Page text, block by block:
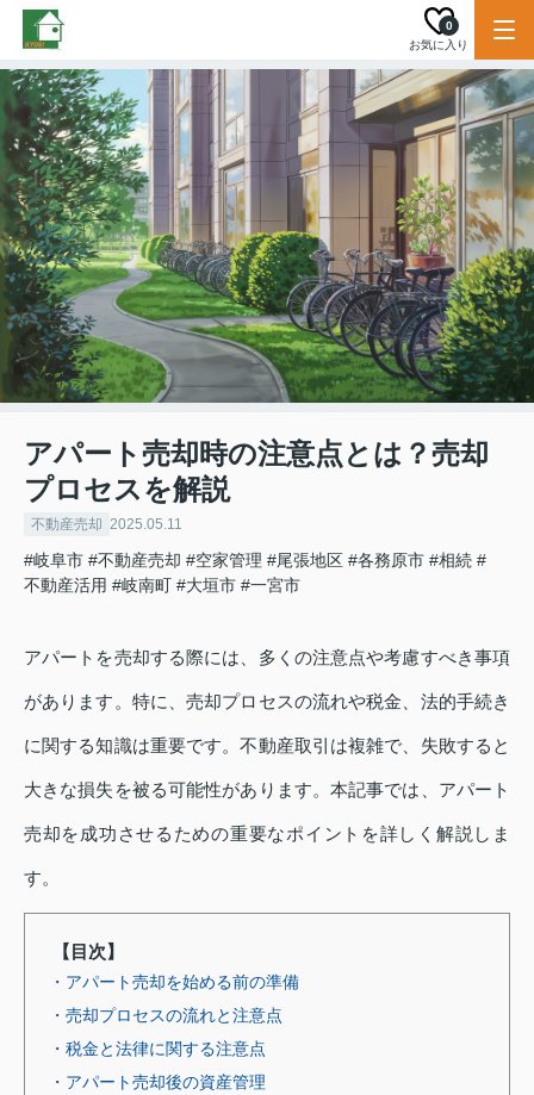
お気に入り
0
アパート売却時の注意点とは？売却
プロセスを解説
不動産売却 2025.05.11
#岐阜市 #不動産売却 #空家管理 #尾張地区 #各務原市 #相続 #
不動産活用 #岐南町 #大垣市 #一宮市
アパートを売却する際には、多くの注意点や考慮すべき事項
があります。特に、売却プロセスの流れや税金、法的手続き
に関する知識は重要です。不動産取引は複雑で、失敗すると
大きな損失を被る可能性があります。本記事では、アパート
売却を成功させるための重要なポイントを詳しく解説しま
す。
【目次】
・アパート売却を始める前の準備
・売却プロセスの流れと注意点
・税金と法律に関する注意点
・アパート売却後の資産管理